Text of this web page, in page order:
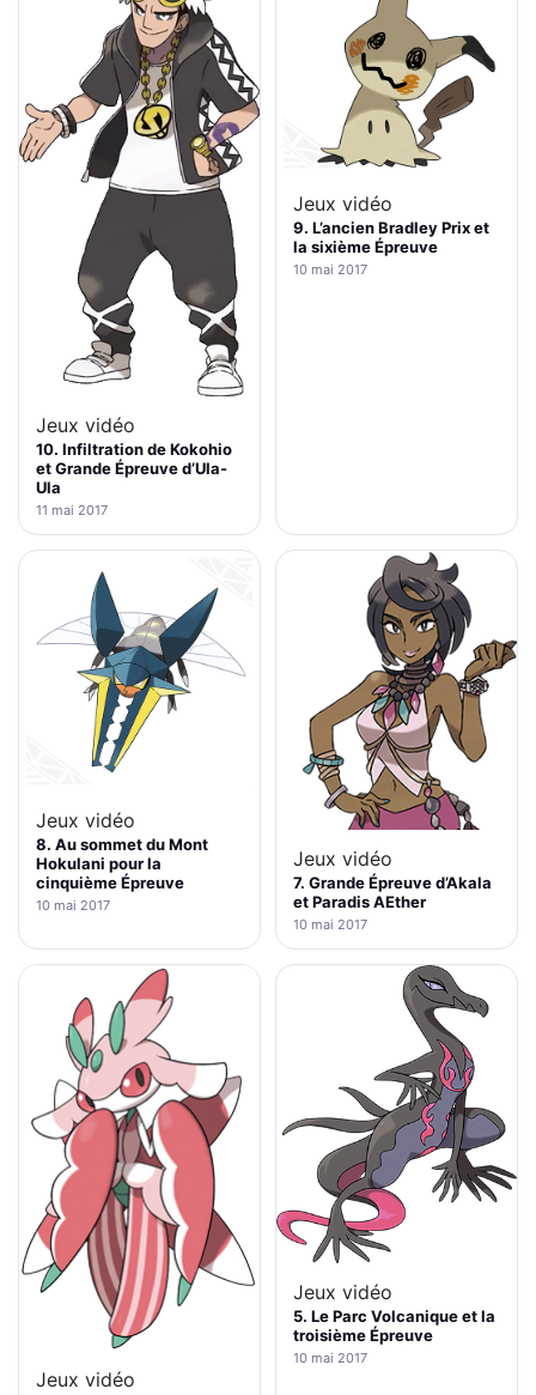
Jeux vidéo
10. Infiltration de Kokohio
et Grande Épreuve d’Ula-
Ula
11 mai 2017
Jeux vidéo
9. L’ancien Bradley Prix et
la sixième Épreuve
10 mai 2017
Jeux vidéo
8. Au sommet du Mont
Hokulani pour la
cinquième Épreuve
10 mai 2017
Jeux vidéo
7. Grande Épreuve d’Akala
et Paradis AEther
10 mai 2017
Jeux vidéo
Jeux vidéo
5. Le Parc Volcanique et la
troisième Épreuve
10 mai 2017